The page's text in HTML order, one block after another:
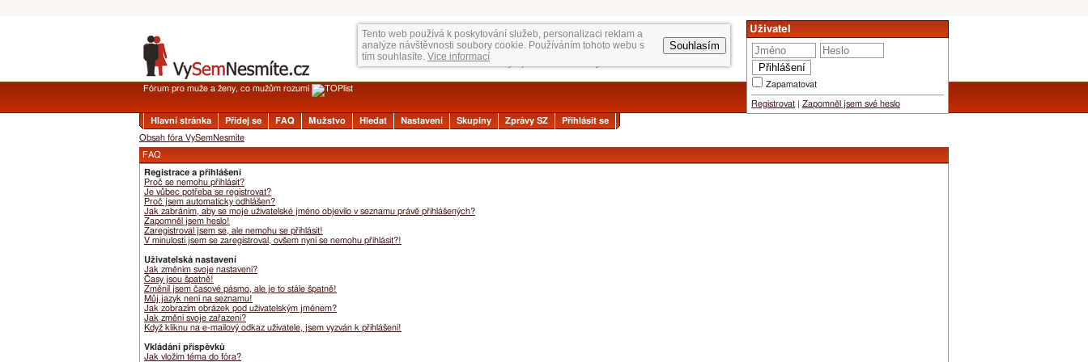
Tento web používá k poskytování služeb, personalizaci reklam a
analýze návštěvnosti soubory cookie. Používáním tohoto webu s
tím souhlasíte. Vice informací
Souhlasím
Uživatel
Zapamatovat
Registrovat Zapomněl jsem své heslo
Fórum pro muže a ženy, co mužům rozumí
Hlavní stránka Přidej se FAQ Mužstvo Hledat Nastavení Skupiny Zprávy SZ
Přihlásit se
Obsah fóra VySemNesmíte
FAQ
Registrace a přihlášení
Proč se nemohu přihlásit?
Je vůbec potřeba se registrovat?
Proč jsem automaticky odhlášen?
Jak zabráním, aby se moje uživatelské jméno objevilo v seznamu právě přihlášených?
Zapomněl jsem heslo!
Zaregistroval jsem se, ale nemohu se přihlásit!
V minulosti jsem se zaregistroval, ovšem nyní se nemohu přihlásit?!
Uživatelská nastavení
Jak změním svoje nastavení?
Časy jsou špatně!
Změnil jsem časové pásmo, ale je to stále špatně!
Můj jazyk není na seznamu!
Jak zobrazím obrázek pod uživatelským jménem?
Jak změní svoje zařazení?
Když kliknu na e-mailový odkaz uživatele, jsem vyzván k přihlášení!
Vkládání příspěvků
Jak vložím téma do fóra?